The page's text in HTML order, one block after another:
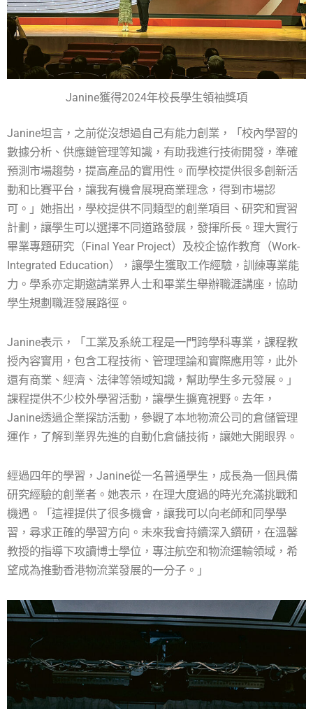
Janine獲得2024年校長學生領袖獎項
Janine坦言，之前從沒想過自己有能力創業，「校內學習的
數據分析、供應鏈管理等知識，有助我進行技術開發，準確
預測市場趨勢，提高產品的實用性。而學校提供很多創新活
動和比賽平台，讓我有機會展現商業理念，得到市場認
可。」她指出，學校提供不同類型的創業項目、研究和實習
計劃，讓學生可以選擇不同道路發展，發揮所長。理大實行
畢業專題研究（Final Year Project）及校企協作教育（Work-
Integrated Education），讓學生獲取工作經驗，訓練專業能
力。學系亦定期邀請業界人士和畢業生舉辦職涯講座，協助
學生規劃職涯發展路徑。
Janine表示，「工業及系統工程是一門跨學科專業，課程教
授內容實用，包含工程技術、管理理論和實際應用等，此外
還有商業、經濟、法律等領域知識，幫助學生多元發展。」
課程提供不少校外學習活動，讓學生擴寬視野。去年，
Janine透過企業探訪活動，參觀了本地物流公司的倉儲管理
運作，了解到業界先進的自動化倉儲技術，讓她大開眼界。
經過四年的學習，Janine從一名普通學生，成長為一個具備
研究經驗的創業者。她表示，在理大度過的時光充滿挑戰和
機遇。「這裡提供了很多機會，讓我可以向老師和同學學
習，尋求正確的學習方向。未來我會持續深入鑽研，在溫馨
教授的指導下攻讀博士學位，專注航空和物流運輸領域，希
望成為推動香港物流業發展的一分子。」